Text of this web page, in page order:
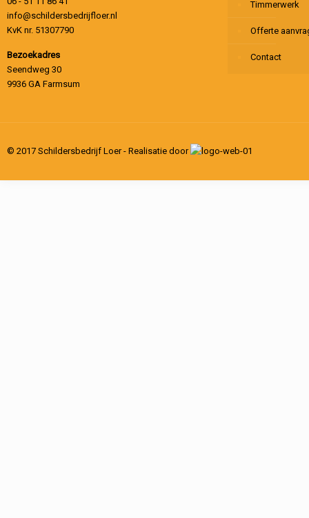
info@schildersbedrijfloer.nl
KvK nr. 51307790
Bezoekadres
Seendweg 30
9936 GA Farmsum
Timmerwerk
Offerte
Contact
© 2017 Schildersbedrijf Loer - Realisatie door